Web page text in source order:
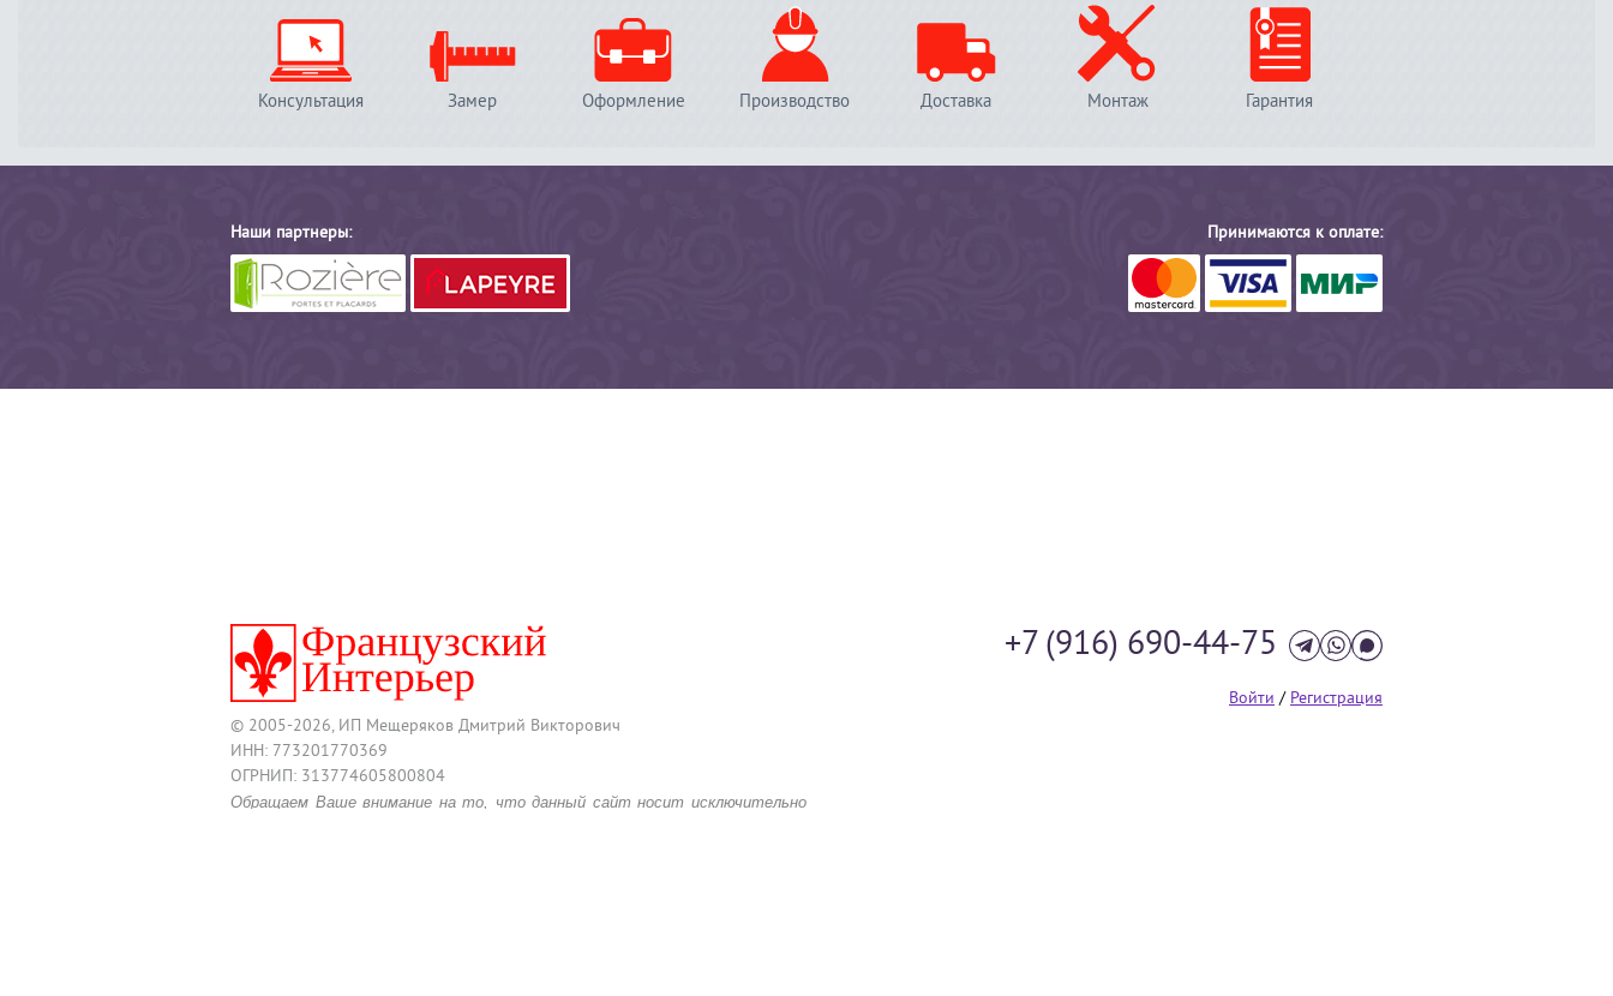
Консультация Замер Оформление Производство Доставка Монтаж Гарантия
Наши партнеры: Принимаются к оплате:
© 2005-2026, ИП Мещеряков Дмитрий Викторович
ИНН: 773201770369
ОГРНИП: 313774605800804
Обращаем Ваше внимание на то, что данный сайт носит исключительно
+7 (916) 690-44-75
Войти / Регистрация